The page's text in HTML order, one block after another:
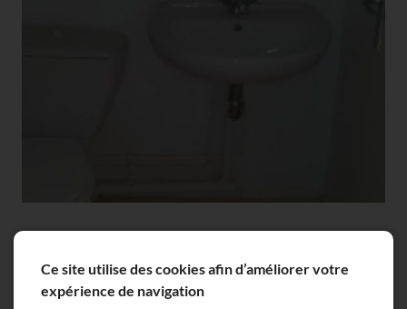
Ce site utilise des cookies afin d’améliorer votre
expérience de navigation